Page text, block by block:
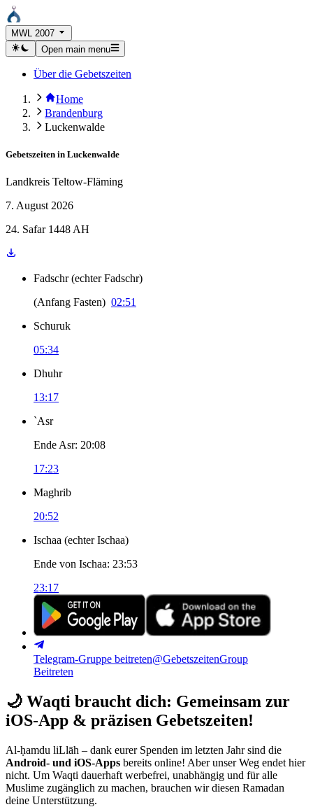
MWL 2007
Open main menu
Über die Gebetszeiten
Home
Brandenburg
Luckenwalde
Gebetszeiten in Luckenwalde
Landkreis Teltow-Fläming
7. August 2026
24. Safar 1448 AH
Fadschr (echter Fadschr)
(Anfang Fasten) 02:51
Schuruk
05:34
Dhuhr
13:17
`Asr
Ende Asr: 20:08
17:23
Maghrib
20:52
Ischaa (echter Ischaa)
Ende von Ischaa: 23:53
23:17
Telegram-Gruppe beitreten@GebetszeitenGroup
Beitreten
🌙 Waqti braucht dich: Gemeinsam zur
iOS-App & präzisen Gebetszeiten!
Al-ḥamdu liLlāh – dank eurer Spenden im letzten Jahr sind die
Android- und iOS-Apps bereits online! Aber unser Weg endet hier
nicht. Um Waqti dauerhaft werbefrei, unabhängig und für alle
Muslime zugänglich zu machen, brauchen wir diesen Ramadan
deine Unterstützung.